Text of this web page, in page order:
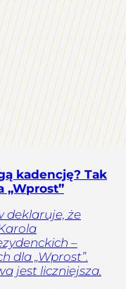
kadencję? Tak
„Wprost”
deklaruje, że
–
dla „Wprost”.
jest liczniejsza.